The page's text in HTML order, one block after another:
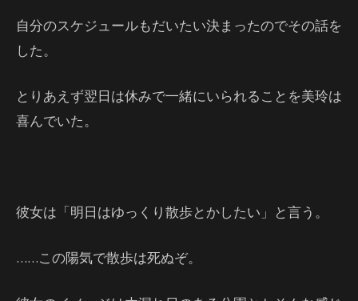
自分のスケジュールもだいたい決まったのでその話を
した。
とりあえず翌日は休みで一緒にいられることを美玲は
喜んでいた。
彼女は「明日はゆっくり散歩とかしたい」と言う。
……この陽気で散歩は死ぬぞ。